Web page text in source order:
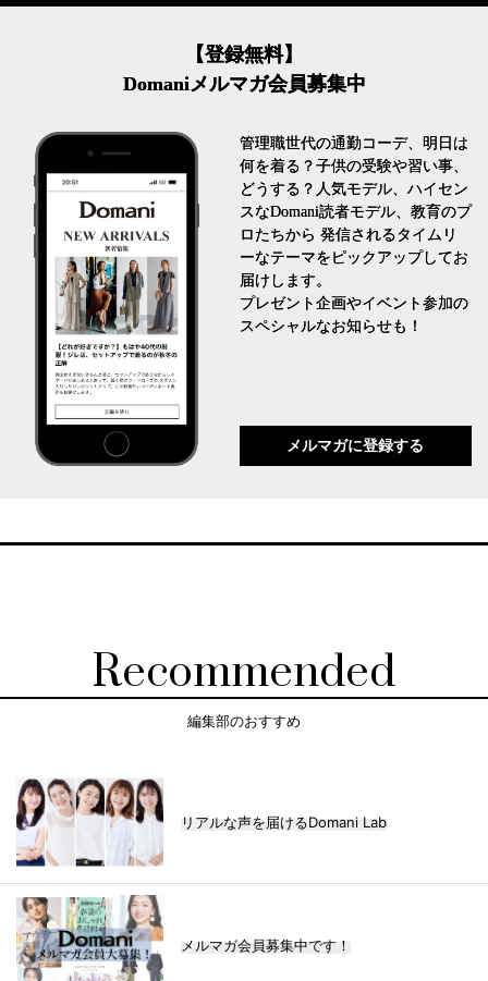
【登録無料】
Domaniメルマガ会員募集中
管理職世代の通勤コーデ、明日は
何を着る？子供の受験や習い事、
どうする？人気モデル、ハイセン
スなDomani読者モデル、教育のプ
ロたちから 発信されるタイムリ
ーなテーマをピックアップしてお
届けします。
プレゼント企画やイベント参加の
スペシャルなお知らせも！
メルマガに登録する
Recommended
編集部のおすすめ
リアルな声を届けるDomani Lab
メルマガ会員募集中です！